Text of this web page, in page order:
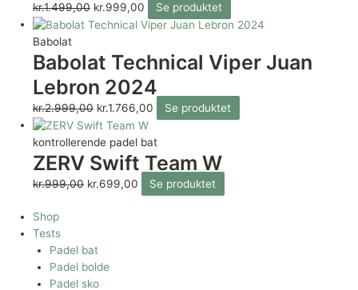
kr.1.499,00 kr.999,00 Se produktet
Babolat
Babolat Technical Viper Juan
Lebron 2024
kr.2.999,00 kr.1.766,00 Se produktet
kontrollerende padel bat
ZERV Swift Team W
kr.999,00 kr.699,00 Se produktet
Shop
Tests
Padel bat
Padel bolde
Padel sko